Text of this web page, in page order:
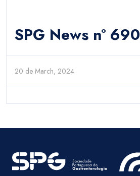
SPG News nº 690
20 de March, 2024